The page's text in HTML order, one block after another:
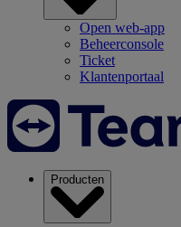
Open web-app
Beheerconsole
Ticket
Klantenportaal
Producten